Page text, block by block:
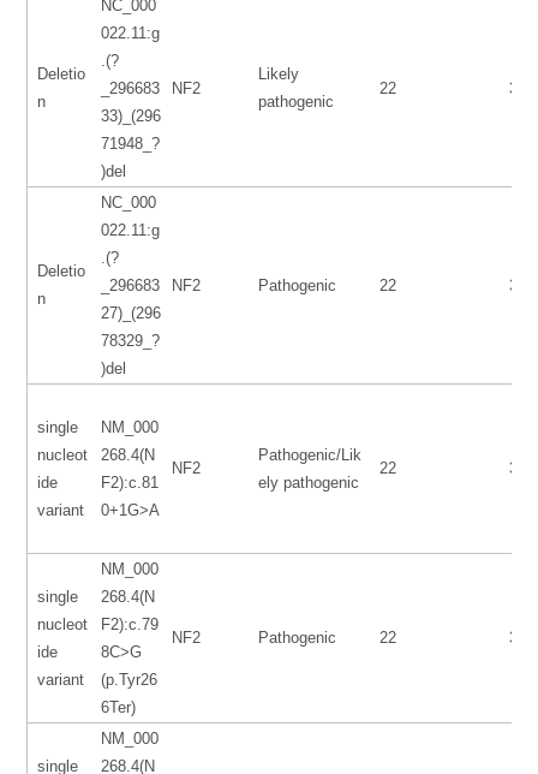
Deletio
n
NC_000
022.11:g
.(?
_296683
33)_(296
71948_?
)del
NF2
Likely
pathogenic
22
Deletio
n
NC_000
022.11:g
.(?
_296683
27)_(296
78329_?
)del
NF2 Pathogenic 22
single
nucleot
ide
variant
NM_000
268.4(N
F2):c.81
0+1G>A
NF2
Pathogenic/Lik
ely pathogenic
22
single
nucleot
ide
variant
NM_000
268.4(N
F2):c.79
8C>G
(p.Tyr26
6Ter)
NF2 Pathogenic 22
single
NM_000
268.4(N